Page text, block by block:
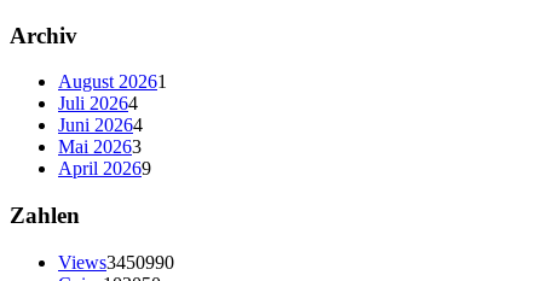
Archiv
August 20261
Juli 20264
Juni 20264
Mai 20263
April 20269
Zahlen
Views3450990